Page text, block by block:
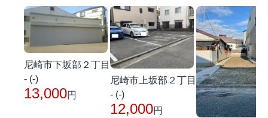
尼崎市下坂部２丁目
- (-)
13,000円
尼崎市上坂部２丁目
- (-)
12,000円